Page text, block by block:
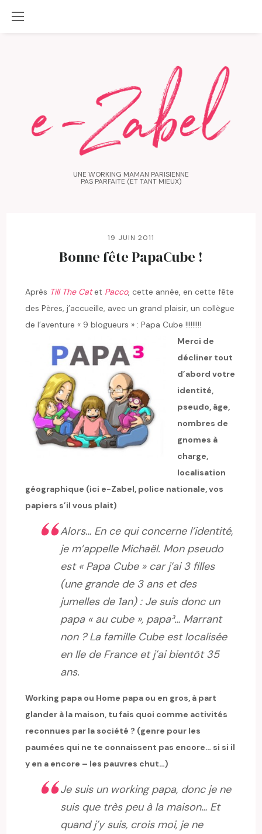
UNE WORKING MAMAN PARISIENNE
PAS PARFAITE (ET TANT MIEUX)
19 JUIN 2011
Bonne fête PapaCube !
Après Till The Catet Pacco, cette année, en cette fête
des Pères, j’accueille, avec un grand plaisir, un collègue
de l’aventure « 9 blogueurs » : Papa Cube !!!!!!!!!
Merci de
décliner tout
d’abord votre
identité,
pseudo, âge,
nombres de
gnomes à
charge,
localisation
géographique (ici e-Zabel, police nationale, vos
papiers s’il vous plait)
Alors… En ce qui concerne l’identité,
je m’appelle Michaël. Mon pseudo
est « Papa Cube » car j’ai 3 filles
(une grande de 3 ans et des
jumelles de 1an) : Je suis donc un
papa « au cube », papa³… Marrant
non ? La famille Cube est localisée
en Ile de France et j’ai bientôt 35
ans.
Working papa ou Home papa ou en gros, à part
glander à la maison, tu fais quoi comme activités
reconnues par la société ? (genre pour les
paumées qui ne te connaissent pas encore… si si il
y en a encore – les pauvres chut…)
Je suis un working papa, donc je ne
suis que très peu à la maison… Et
quand j’y suis, crois moi, je ne